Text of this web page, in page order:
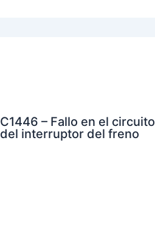
C1446 – Fallo en el circuito
del interruptor del freno